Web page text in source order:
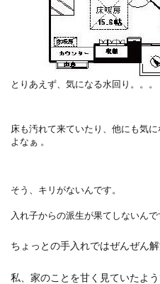
とりあえず、気になる水回り。。。
床も汚れて来ていたり、他にも気
よなぁ 。
そう、キリがないんです。
入れ子からの派生が果てしないんで
ちょっとの手入れではぜんぜん
私、家のことを甘く見ていたよう